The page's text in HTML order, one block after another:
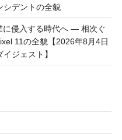
シデントの全貌
に侵入する時代へ — 相次ぐ
11の全貌【2026年8月4日
ジェスト】